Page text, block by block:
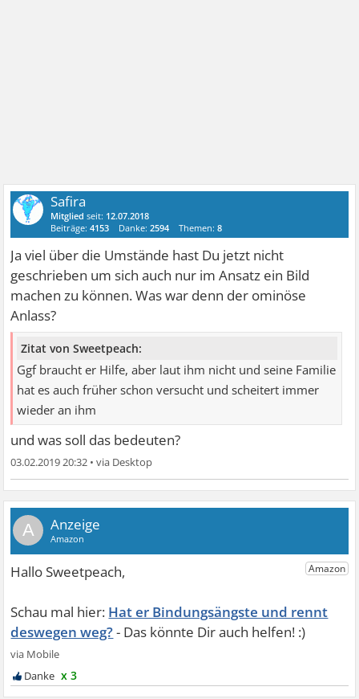
Safira
Mitglied seit: 12.07.2018
Beiträge:4153 Danke:2594 Themen:8
Ja viel über die Umstände hast Du jetzt nicht
geschrieben um sich auch nur im Ansatz ein Bild
machen zu können. Was war denn der ominöse
Anlass?
Zitat von Sweetpeach:
Ggf braucht er Hilfe, aber laut ihm nicht und seine Familie
hat es auch früher schon versucht und scheitert immer
wieder an ihm
und was soll das bedeuten?
03.02.2019 20:32 •
A
Hat er Bindungsängste und rennt
deswegen weg?
x 3